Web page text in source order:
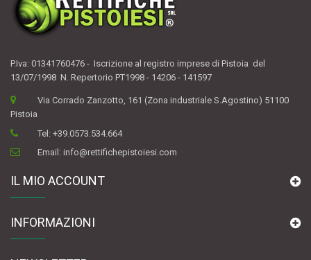
P.Iva: 01341760476 - Iscrizione al registro imprese di Pistoia del
13/07/1998 N. Repertorio PT1998 - 14206 - 141597
Via Corrado Zanzotto, 161 (Zona industriale S.Agostino) 51100
Pistoia
Tel:+39.0573.534.664
Email:info@rettifichepistoiesi.com
IL MIO ACCOUNT
INFORMAZIONI